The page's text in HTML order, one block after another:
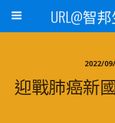
URL@智
2022/
迎戰肺癌新